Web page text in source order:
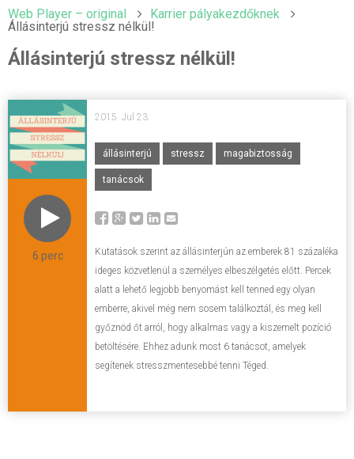
Web Player – original
Karrier pályakezdőknek
Állásinterjú stressz nélkül!
Állásinterjú stressz nélkül!
6 perc
2015. Jul 23.
állásinterjú stressz magabiztosság
tanácsok
Kutatások szerint az állásinterjún az emberek 81 százaléka
ideges közvetlenül a személyes elbeszélgetés előtt. Percek
alatt a lehető legjobb benyomást kell tenned egy olyan
emberre, akivel még nem sosem találkoztál, és meg kell
győznöd őt arról, hogy alkalmas vagy a kiszemelt pozíció
betöltésére. Ehhez adunk most 6 tanácsot, amelyek
segítenek stresszmentesebbé tenni Téged.